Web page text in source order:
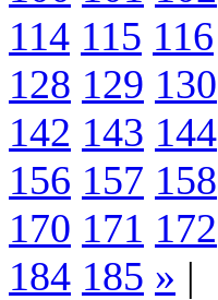
114 115 116
128 129 130
142 143 144
156 157 158
170 171 172
184 185 » |